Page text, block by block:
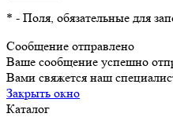
* - Поля, обязательные для
Сообщение отправлено
Ваше сообщение успешно
Вами свяжется наш
Закрыть окно
Каталог